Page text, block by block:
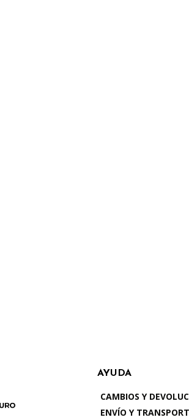
AYUDA
CAMBIOS Y
ENVÍO Y